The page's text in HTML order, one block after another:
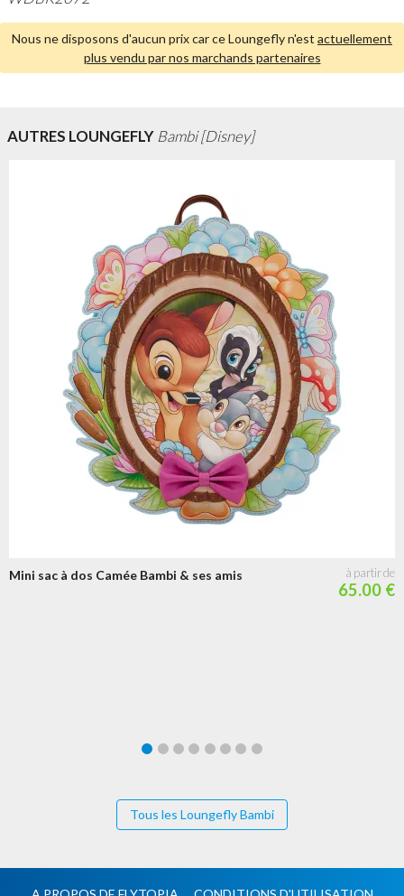
Nous ne disposons d'aucun prix car ce Loungefly n'est actuellement
plus vendu par nos marchands partenaires
AUTRES LOUNGEFLY Bambi [Disney]
Mini sac à dos Camée Bambi & ses amis
65.00 €
Tous les Loungefly Bambi